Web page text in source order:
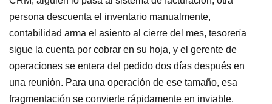
persona descuenta el inventario manualmente,
contabilidad arma el asiento al cierre del mes, tesorería
sigue la cuenta por cobrar en su hoja, y el gerente de
operaciones se entera del pedido dos días después en
una reunión. Para una operación de ese tamaño, esa
fragmentación se convierte rápidamente en inviable.